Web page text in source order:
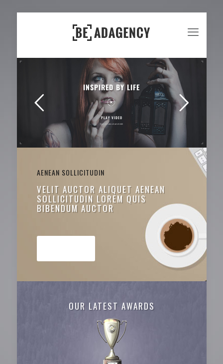
INSPIRED BY LIFE
PLAY VIDEO
Duis sed odio sit amet nibh
AENEAN SOLLICITUDIN
VELIT AUCTOR ALIQUET AENEAN
SOLLICITUDIN LOREM QUIS
BIBENDUM AUCTOR
OUR LATEST AWARDS